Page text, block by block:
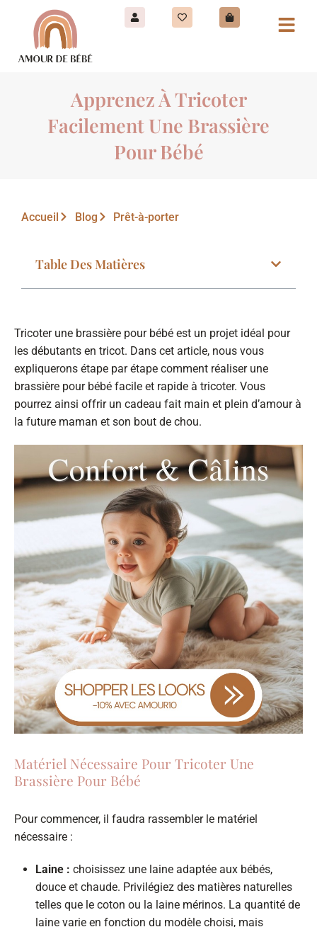
Apprenez À Tricoter
Facilement Une Brassière
Pour Bébé
Accueil Blog Prêt-à-porter
Table Des Matières
Tricoter une brassière pour bébé est un projet idéal pour
les débutants en tricot. Dans cet article, nous vous
expliquerons étape par étape comment réaliser une
brassière pour bébé facile et rapide à tricoter. Vous
pourrez ainsi offrir un cadeau fait main et plein d’amour à
la future maman et son bout de chou.
Matériel Nécessaire Pour Tricoter Une
Brassière Pour Bébé
Pour commencer, il faudra rassembler le matériel
nécessaire :
Laine : choisissez une laine adaptée aux bébés,
douce et chaude. Privilégiez des matières naturelles
telles que le coton ou la laine mérinos. La quantité de
laine varie en fonction du modèle choisi, mais